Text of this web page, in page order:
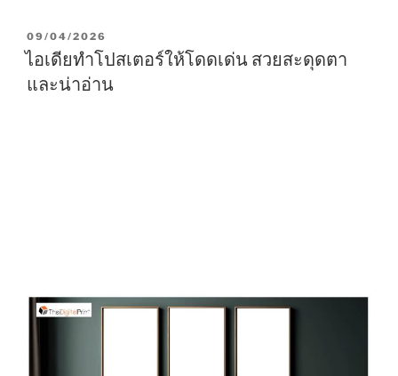
P
O
S
T
09/04/2026
ไอเดียทำโปสเตอร์ให้โดดเด่น สวยสะดุดตา
และน่าอ่าน